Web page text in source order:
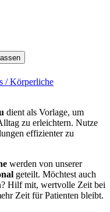
/ Körperliche
dient als Vorlage, um
zu erleichtern. Nutze
effizienter zu
werden von unserer
geteilt. Möchtest auch
Hilf mit, wertvolle Zeit bei
Zeit für Patienten bleibt.